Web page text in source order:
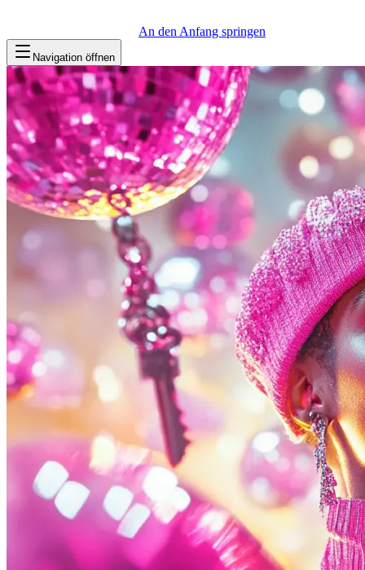
An den Anfang springen
Navigation öffnen